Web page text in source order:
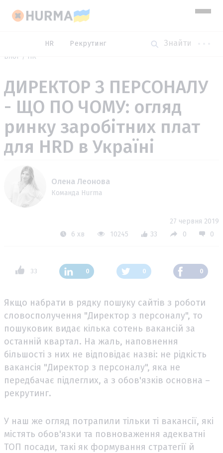
HR
Рекрутинг
Блог
HR
ДИРЕКТОР З ПЕРСОНАЛУ
- ЩО ПО ЧОМУ: огляд
ринку заробітних плат
для HRD в Україні
Олена Леонова
Команда Hurma
27 червня 2019
6 хв
10245 33 0 0
33 0 0 0
Якщо набрати в рядку пошуку сайтів з роботи
словосполучення "Директор з персоналу", то
пошуковик видає кілька сотень вакансій за
останній квартал. На жаль, наповнення
більшості з них не відповідає назві: не рідкість
вакансія "Директор з персоналу", яка не
передбачає підлеглих, а з обов'язків основна –
рекрутинг.
У наш же огляд потрапили тільки ті вакансії, які
містять обов'язки та повноваження адекватні
ТОП посади, такі як формування стратегії й